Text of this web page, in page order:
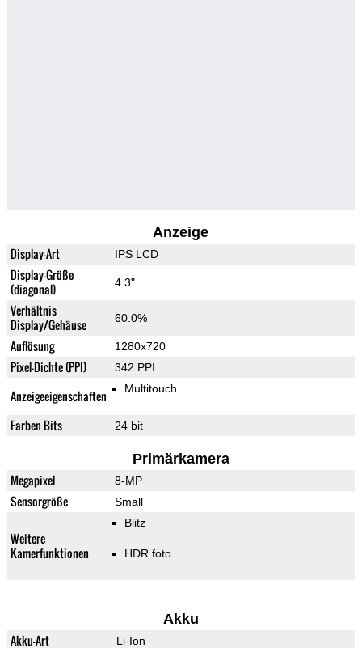
Anzeige
Display-Art IPS LCD
Display-Größe
(diagonal)
4.3"
Verhältnis
Display/Gehäuse
60.0%
Auflösung 1280x720
Pixel-Dichte (PPI) 342 PPI
Anzeigeeigenschaften Multitouch
Farben Bits 24 bit
Primärkamera
Megapixel 8-MP
Sensorgröße Small
Weitere
Kamerfunktionen
Blitz
HDR foto
Akku
Akku-Art Li-Ion